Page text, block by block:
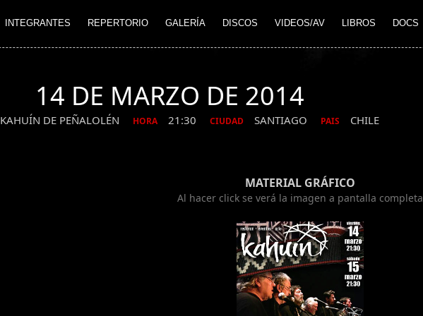
INTEGRANTES REPERTORIO GALERÍA DISCOS VIDEOS/AV LIBROS DOCS
14 DE MARZO DE 2014
KAHUÍN DE PEÑALOLÉN HORA 21:30 CIUDAD SANTIAGO PAIS CHILE
MATERIAL GRÁFICO
Al hacer click se verá la imagen a pantalla completa